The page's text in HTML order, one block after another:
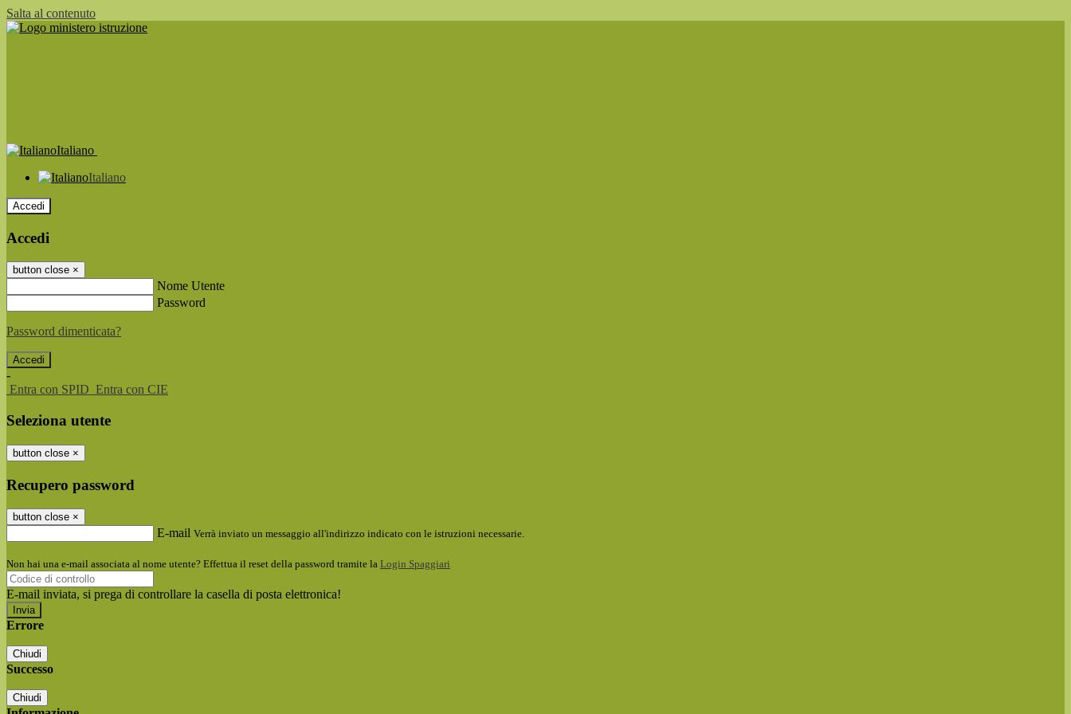
Salta al contenuto
Italiano
Italiano
Accedi
Accedi
button close ×
Nome Utente
Password
Password dimenticata?
-
Entra con SPID Entra con CIE
Seleziona utente
button close ×
Recupero password
button close ×
E-mail Verrà inviato un messaggio all'indirizzo indicato con le istruzioni necessarie.
Non hai una e-mail associata al nome utente? Effettua il reset della password tramite la Login Spaggiari
E-mail inviata, si prega di controllare la casella di posta elettronica!
Errore
Chiudi
Successo
Chiudi